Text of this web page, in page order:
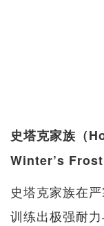
史塔克家族（
Winter’s
史塔克家族在
训练出极强耐